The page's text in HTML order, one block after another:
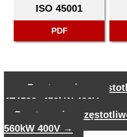
ISO 45001
PDF
Przetwornica
4T4500, 450kW 400V
Przetwornica
560kW 400V →